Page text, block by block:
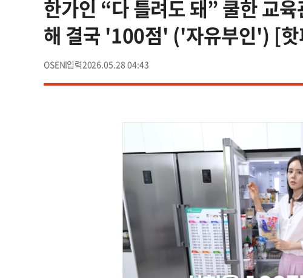
한가인 “다 틀려도 돼” 쿨한 교
해 결국 '100점' ('자유부인') [핫
OSEN 2026.05.28 04:43